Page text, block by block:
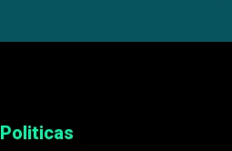
Politicas